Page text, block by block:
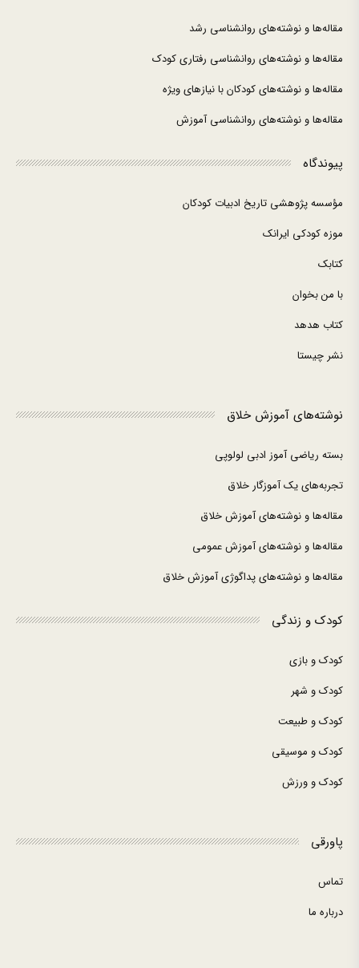
مقاله‌ها و نوشته‌های روانشناسی رشد
مقاله‌ها و نوشته‌های روانشناسی رفتاری کودک
مقاله‌ها و نوشته‌های کودکان با نیازهای ویژه
مقاله‌ها و نوشته‌های روانشناسی آموزش
پیوندگاه
مؤسسه پژوهشی تاریخ ادبیات کودکان
موزه کودکی ایرانک
کتابک
با من بخوان
کتاب هدهد
نشر چیستا
نوشته‌های آموزش خلاق
بسته ریاضی آموز ادبی لولوپی
تجربه‌های یک آموزگار خلاق
مقاله‌ها و نوشته‌های آموزش خلاق
مقاله‌ها و نوشته‌های آموزش عمومی
مقاله‌ها و نوشته‌های پداگوژی آموزش خلاق
کودک و زندگی
کودک و بازی
کودک و شهر
کودک و طبیعت
کودک و موسیقی
کودک و ورزش
پاورقی
تماس
درباره ما